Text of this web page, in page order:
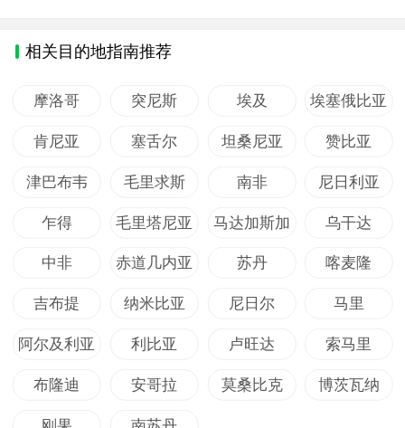
相关目的地指南推荐
摩洛哥 突尼斯 埃及 埃塞俄比亚
肯尼亚 塞舌尔 坦桑尼亚 赞比亚
津巴布韦 毛里求斯 南非 尼日利亚
乍得 毛里塔尼亚 马达加斯加 乌干达
中非 赤道几内亚 苏丹 喀麦隆
吉布提 纳米比亚 尼日尔 马里
阿尔及利亚 利比亚 卢旺达 索马里
布隆迪 安哥拉 莫桑比克 博茨瓦纳